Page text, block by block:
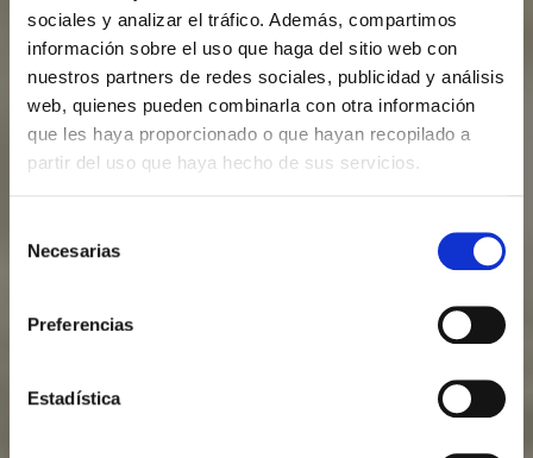
sociales y analizar el tráfico. Además, compartimos
información sobre el uso que haga del sitio web con
nuestros partners de redes sociales, publicidad y análisis
web, quienes pueden combinarla con otra información
que les haya proporcionado o que hayan recopilado a
partir del uso que haya hecho de sus servicios.
Necesarias
Preferencias
Estadística